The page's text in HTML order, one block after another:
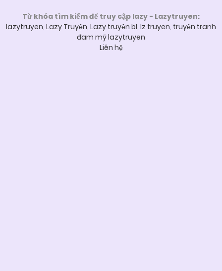
Từ khóa tìm kiếm để truy cập lazy - Lazytruyen:
lazytruyen, Lazy Truyện, Lazy truyện bl, lz truyen, truyện tranh
đam mỹ lazytruyen
Liên hệ